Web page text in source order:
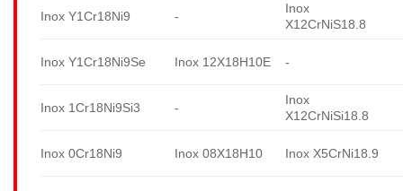
Inox Y1Cr18Ni9 -
Inox
X12CrNiS18.8
Inox Y1Cr18Ni9Se Inox 12X18H10E -
Inox 1Cr18Ni9Si3 -
Inox
X12CrNiSi18.8
Inox 0Cr18Ni9 Inox 08X18H10 Inox X5CrNi18.9